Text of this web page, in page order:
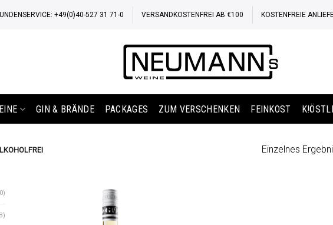
+49(0)40-527 31 71-0 VERSANDKOSTENFREI AB €100 KOSTENFREIE
GIN & BRÄNDE PACKAGES ZUM VERSCHENKEN FEINKOST
Einzelnes